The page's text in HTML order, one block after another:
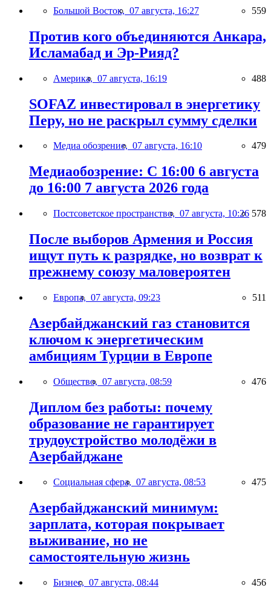
Большой Восток, 07 августа, 16:27 559
Против кого объединяются Анкара,
Исламабад и Эр-Рияд?
Америка, 07 августа, 16:19 488
SOFAZ инвестировал в энергетику
Перу, но не раскрыл сумму сделки
Медиа обозрение, 07 августа, 16:10 479
Медиаобозрение: С 16:00 6 августа
до 16:00 7 августа 2026 года
Постсоветское пространство, 07 августа, 10:26 578
После выборов Армения и Россия
ищут путь к разрядке, но возврат к
прежнему союзу маловероятен
Европа, 07 августа, 09:23 511
Азербайджанский газ становится
ключом к энергетическим
амбициям Турции в Европе
Общество, 07 августа, 08:59 476
Диплом без работы: почему
образование не гарантирует
трудоустройство молодёжи в
Азербайджане
Социальная сфера, 07 августа, 08:53 475
Азербайджанский минимум:
зарплата, которая покрывает
выживание, но не
самостоятельную жизнь
Бизнес, 07 августа, 08:44 456